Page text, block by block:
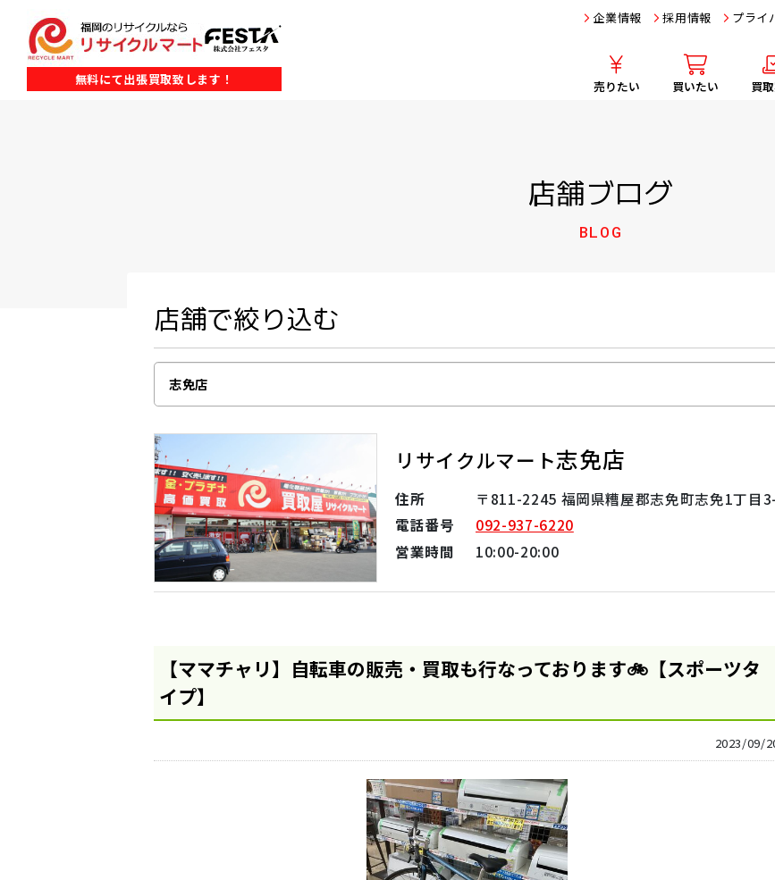
無料にて出張買取致します！
企業情報 採用情報 プライ
売りたい 買いたい 買
店舗ブログ
BLOG
店舗で絞り込む
リサイクルマート志免店
住所
〒811-2245 福岡県糟屋郡志免町志免1丁目
電話番号
092-937-6220
営業時間
10:00-20:00
【ママチャリ】自転車の販売・買取も行なっております🚲【スポーツタ
イプ】
2023/09/